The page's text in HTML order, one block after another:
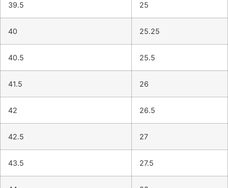
39.5 25
40 25.25
40.5 25.5
41.5 26
42 26.5
42.5 27
43.5 27.5